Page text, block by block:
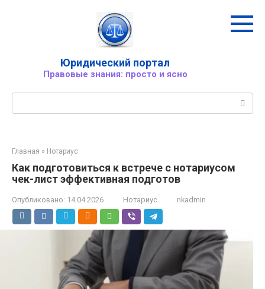
Юридический портал
Правовые знания: просто и ясно
Главная » Нотариус
Как подготовиться к встрече с нотариусом
чек-лист эффективная подготов
Опубликовано: 14.04.2026 Нотариус nkadmin